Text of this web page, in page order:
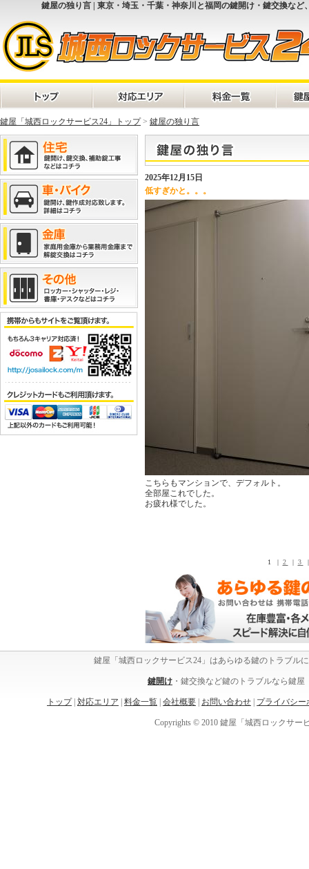
鍵屋の独り言 | 東京・埼玉・千葉・神奈川と福岡の鍵開け・鍵交換な
鍵屋「城西ロックサービス24」トップ> 鍵屋の独り言
2025年12月15日
低すぎかと。。。
こちらもマンションで、デフォルト。
全部屋これでした。
お疲れ様でした。
1 | 2 | 3
鍵屋「城西ロックサービス24」はあらゆる鍵のトラブル
鍵開け ・鍵交換など鍵のトラブルなら鍵
トップ| 対応エリア 料金一覧 会社概要 お問い合わせ プライバシー
Copyrights © 2010 鍵屋「城西ロックサー